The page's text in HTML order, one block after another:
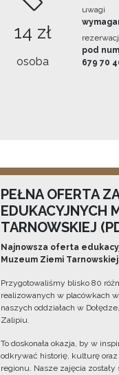
14 zł
osoba
uwagi
pod
679 70
PEŁNA OFERTA
EDUKACYJNYCH
TARNOWSKIEJ
Najnowsza oferta
Muzeum Ziemi Tarnowskiej
Przygotowaliśmy blisko 80
realizowanych w placówkach
naszych oddziałach w
Zalipiu.
To doskonała okazja, by w
odkrywać historię, kulturę
regionu. Nasze zajęcia zostały